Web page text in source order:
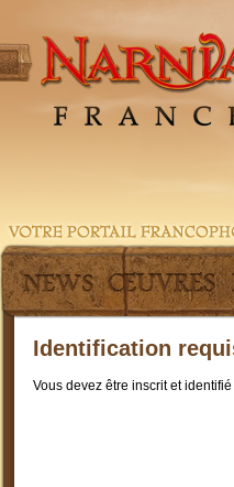
Identification
Vous devez être inscrit et